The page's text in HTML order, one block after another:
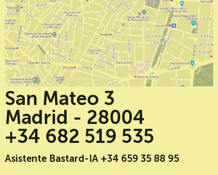
San Mateo 3
Madrid - 28004
+34 682 519 535
Asistente Bastard-IA +34 659 35 88 95